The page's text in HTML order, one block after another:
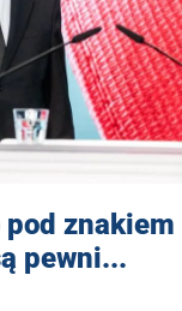
pod znakiem
pewni...